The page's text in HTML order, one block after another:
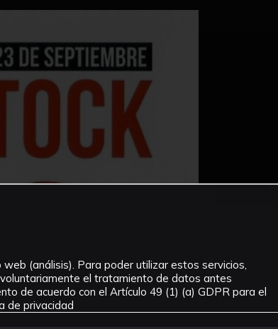
(análisis). Para poder utilizar estos servicios,
el tratamiento de datos antes
de acuerdo con el Artículo 49 (1) (a) GDPR para el
de privacidad